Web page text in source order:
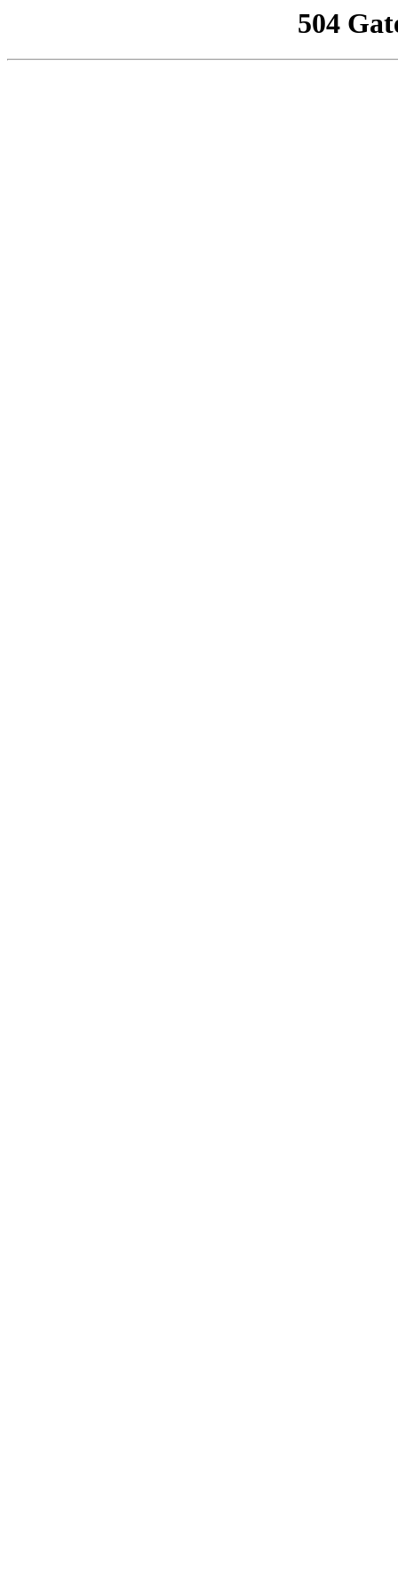
504